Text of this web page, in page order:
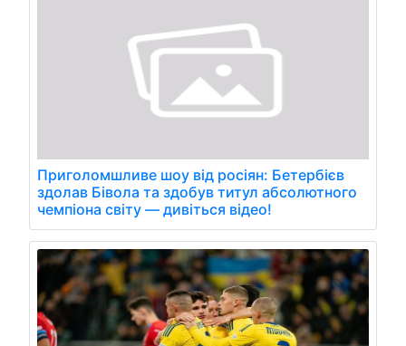
Приголомшливе шоу від росіян: Бетербієв
здолав Бівола та здобув титул абсолютного
чемпіона світу — дивіться відео!